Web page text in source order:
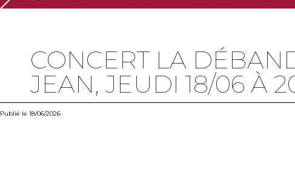
CONCERT LA
JEAN, JEUDI 18/06 À
Publié le 18/06/2026